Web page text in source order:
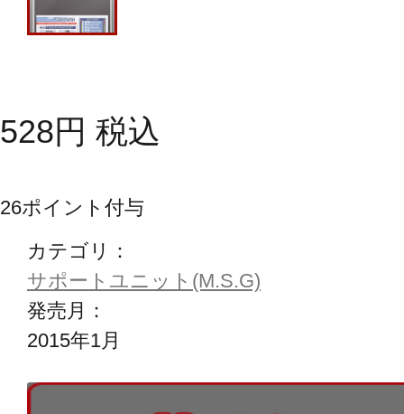
528円 税込
26ポイント付与
カテゴリ：
サポートユニット(M.S.G)
発売月：
2015年1月